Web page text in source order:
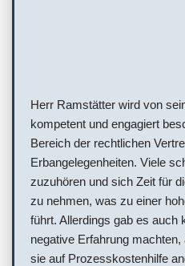
Herr Ramstätter wird von
kompetent und engagiert
Bereich der rechtlichen
Erbangelegenheiten. Viele
zuzuhören und sich Zeit für
zu nehmen, was zu einer
führt. Allerdings gab es auch
negative Erfahrung
sie auf Prozesskostenhilfe